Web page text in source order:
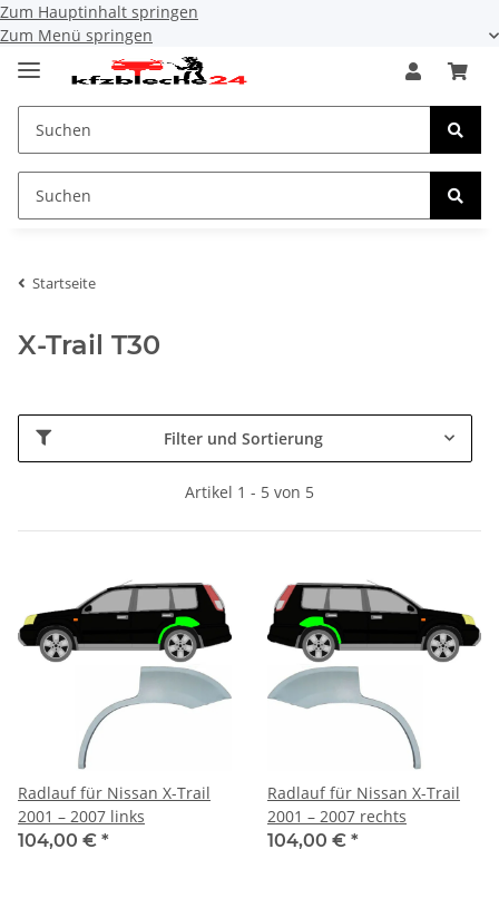
Zum Hauptinhalt springen
Zum Menü springen
Startseite
X-Trail T30
Filter und Sortierung
Artikel 1 - 5 von 5
Radlauf für Nissan X-Trail
2001 – 2007 links
104,00 € *
Radlauf für Nissan X-Trail
2001 – 2007 rechts
104,00 € *